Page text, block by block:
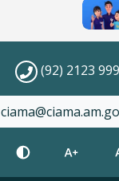
(92) 2123